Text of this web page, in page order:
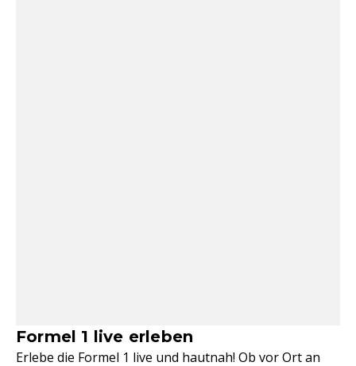
Formel 1 live erleben
Erlebe die Formel 1 live und hautnah! Ob vor Ort an